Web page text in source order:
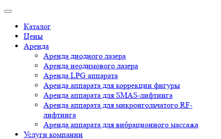
Каталог
Цены
Аренда
Аренда диодного лазера
Аренда неодимового лазера
Аренда LPG аппарата
Аренда аппарата для коррекции фигуры
Аренда аппарата для SMAS-лифтинга
Аренда аппарата для микроигольчатого RF-
лифтинга
Аренда аппарата для вибрационного массажа
Услуги компании